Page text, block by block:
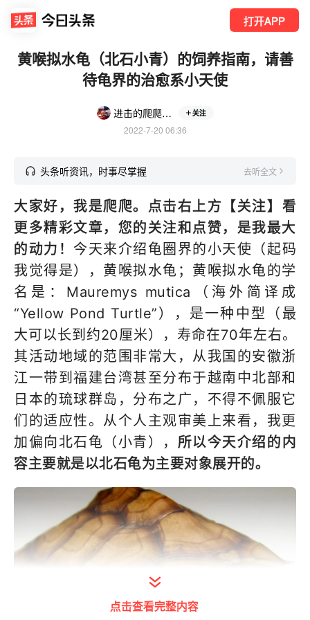
打开APP
黄喉拟水龟（北石小青）的饲养指南，请善
待龟界的治愈系小天使
进击的爬爬（养龟版） 关注
2022-7-20 06:36
头条听资讯，时事尽掌握 去听全文
大家好，我是爬爬。 点击右上方【关注】看
更多精彩文章，您的关注和点赞，是我最大
的动力！ 今天来介绍龟圈界的小天使（起码
我觉得是），黄喉拟水龟；黄喉拟水龟的学
名是：Mauremys mutica（海外简译成
“Yellow Pond Turtle”），是一种中型（最
大可以长到约20厘米），寿命在70年左右。
其活动地域的范围非常大，从我国的安徽浙
江一带到福建台湾甚至分布于越南中北部和
日本的琉球群岛，分布之广，不得不佩服它
们的适应性。从个人主观审美上来看，我更
加偏向北石龟（小青）， 所以今天介绍的内
容主要就是以北石龟为主要对象展开的。
点击查看完整内容